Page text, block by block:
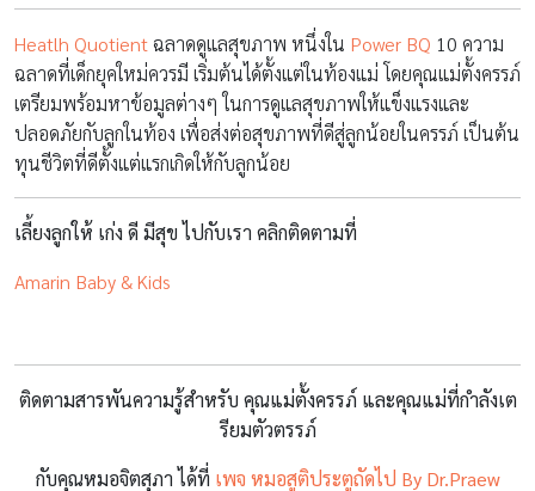
Heatlh Quotient ฉลาดดูแลสุขภาพ หนึ่งใน Power BQ 10 ความ
ฉลาดที่เด็กยุคใหม่ควรมี เริ่มต้นได้ตั้งแต่ในท้องแม่ โดยคุณแม่ตั้งครรภ์
เตรียมพร้อมหาข้อมูลต่างๆ ในการดูแลสุขภาพให้แข็งแรงและ
ปลอดภัยกับลูกในท้อง เพื่อส่งต่อสุขภาพที่ดีสู่ลูกน้อยในครรภ์ เป็นต้น
ทุนชีวิตที่ดีตั้งแต่แรกเกิดให้กับลูกน้อย
เลี้ยงลูกให้ เก่ง ดี มีสุข ไปกับเรา คลิกติดตามที่
Amarin Baby & Kids
ติดตามสารพันความรู้สำหรับ คุณแม่ตั้งครรภ์ และคุณแม่ที่กำลังเต
รียมตัวตรรภ์
กับคุณหมอจิตสุภาได้ที่ เพจ หมอสูติประตูถัดไป By Dr.Praew